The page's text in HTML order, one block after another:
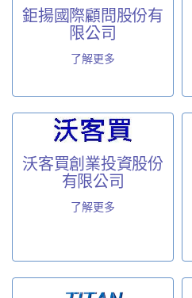
鉅揚國際顧問股份有
限公司
了解更多
沃客買創業投資股份
有限公司
了解更多